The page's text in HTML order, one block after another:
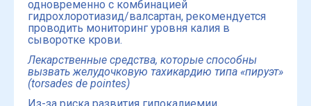
одновременно с комбинацией
гидрохлоротиазид/валсартан, рекомендуется
проводить мониторинг уровня калия в
сыворотке крови.
Лекарственные средства, которые способны
вызвать желудочковую тахикардию типа «пируэт»
(torsades de pointes)